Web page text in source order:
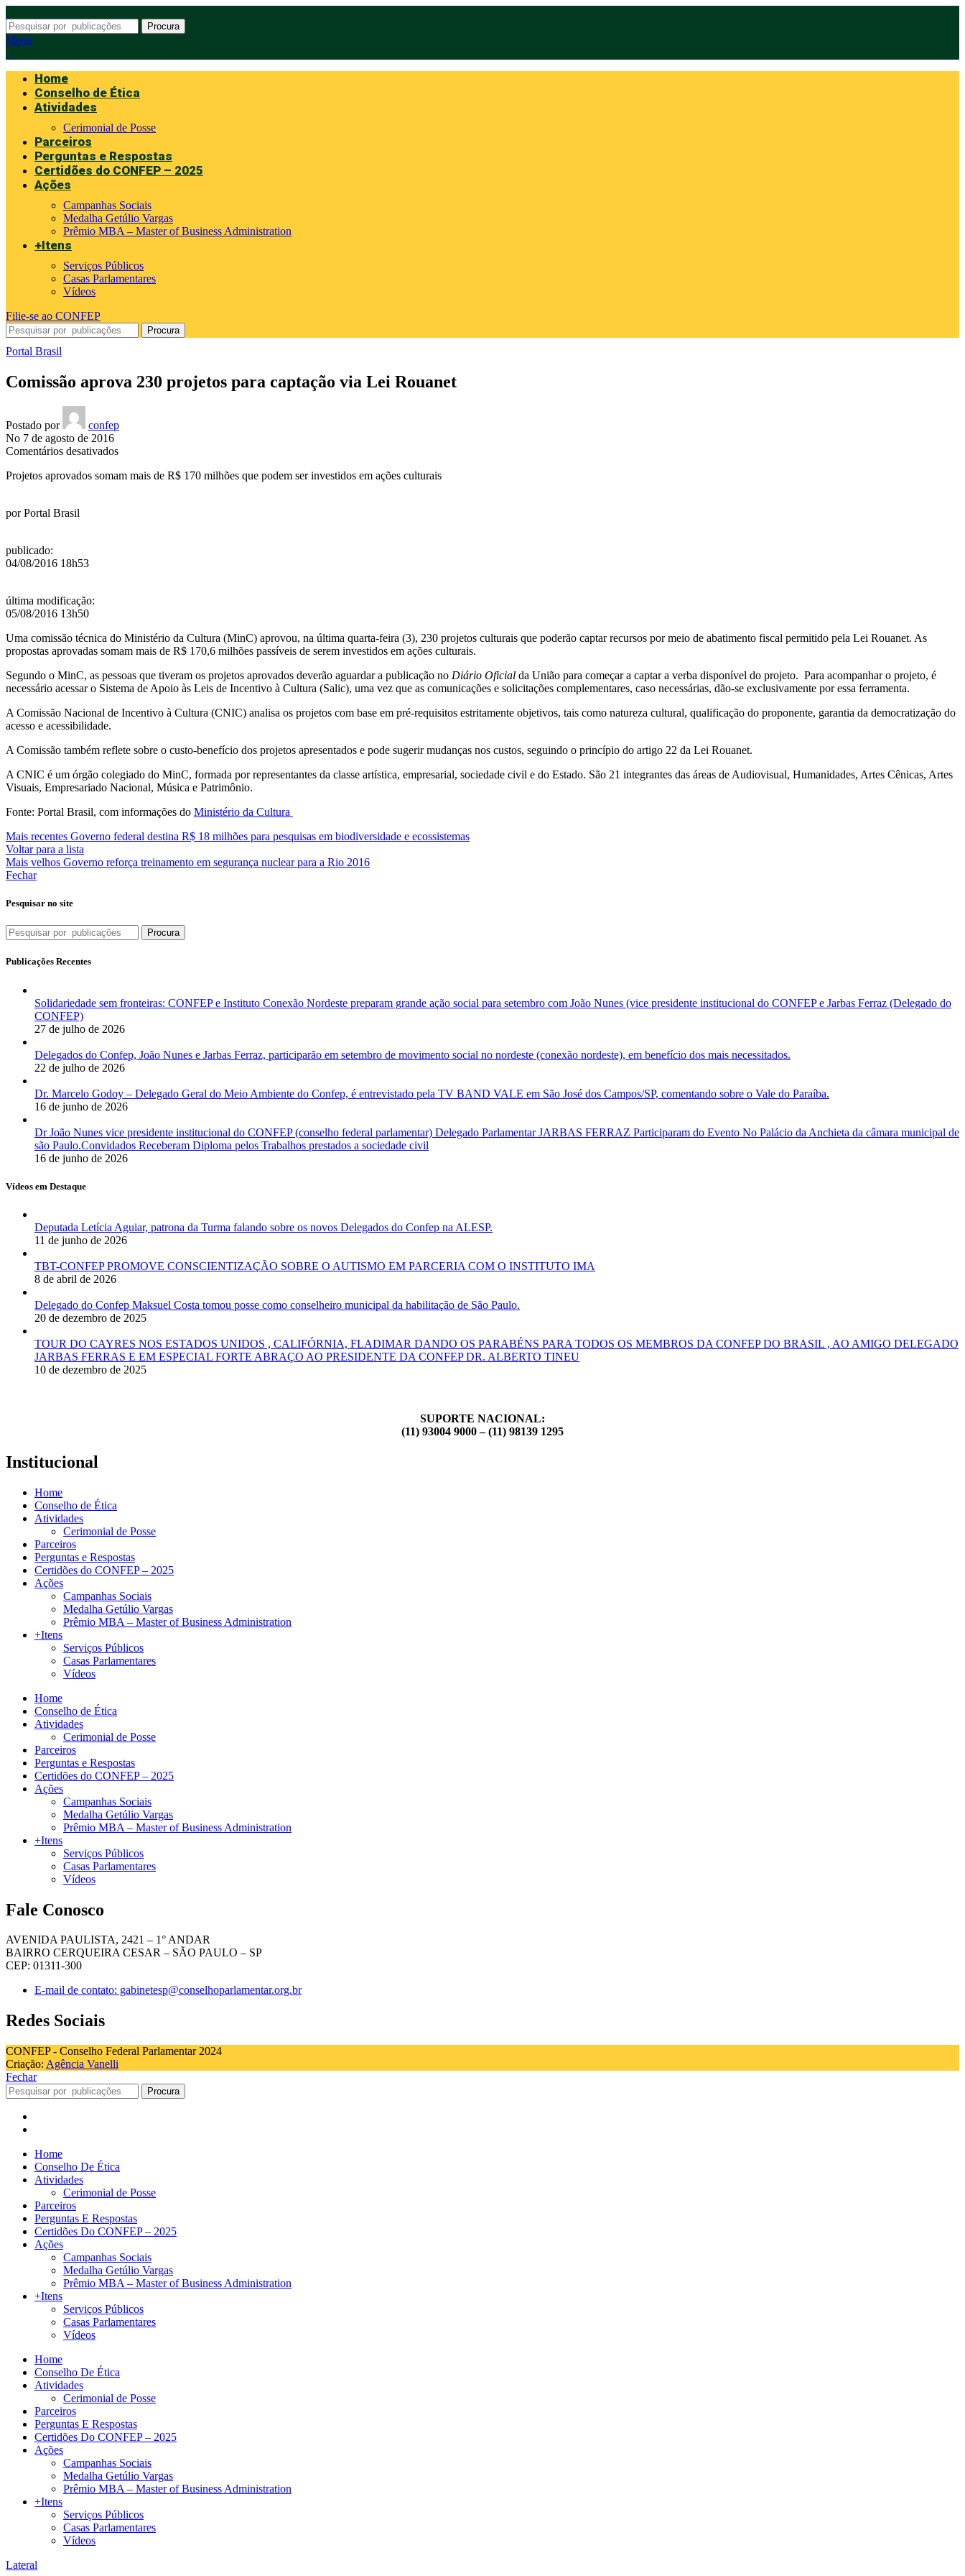
Procura
Menu
Home
Conselho de Ética
Atividades
Cerimonial de Posse
Parceiros
Perguntas e Respostas
Certidões do CONFEP – 2025
Ações
Campanhas Sociais
Medalha Getúlio Vargas
Prêmio MBA – Master of Business Administration
+Itens
Serviços Públicos
Casas Parlamentares
Vídeos
Filie-se ao CONFEP
Procura
Portal Brasil
Comissão aprova 230 projetos para captação via Lei Rouanet
Postado por
confep
No 7 de agosto de 2016
Comentários desativadosem
aprova
Projetos aprovados somam mais de R$ 170 milhões que podem ser investidos em ações culturais
porPortal Brasil
publicado:
04/08/2016 18h53
última modificação:
05/08/2016 13h50
Uma comissão técnica do Ministério da Cultura (MinC) aprovou, na última quarta-feira (3), 230 projetos culturais que poderão captar recursos por meio de abatimento fiscal permitido pela Lei Rouanet. As
propostas aprovadas somam mais de R$ 170,6 milhões passíveis de serem investidos em ações culturais.
Segundo o MinC, as pessoas que tiveram os projetos aprovados deverão aguardar a publicação no Diário Oficial da União para começar a captar a verba disponível do projeto. Para acompanhar o projeto, é
necessário acessar o Sistema de Apoio às Leis de Incentivo à Cultura (Salic), uma vez que as comunicações e solicitações complementares, caso necessárias, dão-se exclusivamente por essa ferramenta.
A Comissão Nacional de Incentivo à Cultura (CNIC) analisa os projetos com base em pré-requisitos estritamente objetivos, tais como natureza cultural, qualificação do proponente, garantia da democratização do
acesso e acessibilidade.
A Comissão também reflete sobre o custo-benefício dos projetos apresentados e pode sugerir mudanças nos custos, seguindo o princípio do artigo 22 da Lei Rouanet.
A CNIC é um órgão colegiado do MinC, formada por representantes da classe artística, empresarial, sociedade civil e do Estado. São 21 integrantes das áreas de Audiovisual, Humanidades, Artes Cênicas, Artes
Visuais, Empresariado Nacional, Música e Patrimônio.
Fonte: Portal Brasil, com informações do Ministério da Cultura
Mais recentes Governo federal destina R$ 18 milhões para pesquisas em biodiversidade e ecossistemas
Voltar para a lista
Mais velhos Governo reforça treinamento em segurança nuclear para a Rio 2016
Fechar
Pesquisar no site
Procura
Publicações Recentes
Solidariedade sem fronteiras: CONFEP e Instituto Conexão Nordeste preparam grande ação social para setembro com João Nunes (vice presidente institucional do CONFEP e Jarbas Ferraz (Delegado do
CONFEP)
27 de julho de 2026
Delegados do Confep, João Nunes e Jarbas Ferraz, participarão em setembro de movimento social no nordeste (conexão nordeste), em benefício dos mais necessitados.
22 de julho de 2026
Dr. Marcelo Godoy – Delegado Geral do Meio Ambiente do Confep, é entrevistado pela TV BAND VALE em São José dos Campos/SP, comentando sobre o Vale do Paraíba.
16 de junho de 2026
Dr João Nunes vice presidente institucional do CONFEP (conselho federal parlamentar) Delegado Parlamentar JARBAS FERRAZ Participaram do Evento No Palácio da Anchieta da câmara municipal de
são Paulo.Convidados Receberam Diploma pelos Trabalhos prestados a sociedade civil
16 de junho de 2026
Vídeos em Destaque
Deputada Letícia Aguiar, patrona da Turma falando sobre os novos Delegados do Confep na ALESP.
11 de junho de 2026
TBT-CONFEP PROMOVE CONSCIENTIZAÇÃO SOBRE O AUTISMO EM PARCERIA COM O INSTITUTO IMA
8 de abril de 2026
Delegado do Confep Maksuel Costa tomou posse como conselheiro municipal da habilitação de São Paulo.
20 de dezembro de 2025
TOUR DO CAYRES NOS ESTADOS UNIDOS , CALIFÓRNIA, FLADIMAR DANDO OS PARABÉNS PARA TODOS OS MEMBROS DA CONFEP DO BRASIL , AO AMIGO DELEGADO
JARBAS FERRAS E EM ESPECIAL FORTE ABRAÇO AO PRESIDENTE DA CONFEP DR. ALBERTO TINEU
10 de dezembro de 2025
SUPORTE NACIONAL:
(11) 93004 9000 – (11) 98139 1295
Institucional
Home
Conselho de Ética
Atividades
Cerimonial de Posse
Parceiros
Perguntas e Respostas
Certidões do CONFEP – 2025
Ações
Campanhas Sociais
Medalha Getúlio Vargas
Prêmio MBA – Master of Business Administration
+Itens
Serviços Públicos
Casas Parlamentares
Vídeos
Home
Conselho de Ética
Atividades
Cerimonial de Posse
Parceiros
Perguntas e Respostas
Certidões do CONFEP – 2025
Ações
Campanhas Sociais
Medalha Getúlio Vargas
Prêmio MBA – Master of Business Administration
+Itens
Serviços Públicos
Casas Parlamentares
Vídeos
Fale Conosco
AVENIDA PAULISTA, 2421 – 1° ANDAR
BAIRRO CERQUEIRA CESAR – SÃO PAULO – SP
CEP: 01311-300
E-mail de contato: gabinetesp@conselhoparlamentar.org.br
Redes Sociais
CONFEP - Conselho Federal Parlamentar 2024
Criação: Agência Vanelli
Fechar
Procura
Home
Conselho De Ética
Atividades
Cerimonial de Posse
Parceiros
Perguntas E Respostas
Certidões Do CONFEP – 2025
Ações
Campanhas Sociais
Medalha Getúlio Vargas
Prêmio MBA – Master of Business Administration
+Itens
Serviços Públicos
Casas Parlamentares
Vídeos
Home
Conselho De Ética
Atividades
Cerimonial de Posse
Parceiros
Perguntas E Respostas
Certidões Do CONFEP – 2025
Ações
Campanhas Sociais
Medalha Getúlio Vargas
Prêmio MBA – Master of Business Administration
+Itens
Serviços Públicos
Casas Parlamentares
Vídeos
Lateral